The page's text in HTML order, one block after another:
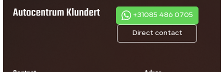
Direct contact
+31085 486 0705